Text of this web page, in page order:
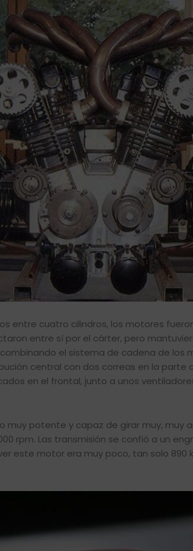
entre cuatro cilindros, los motores
entre sí por el cárter, pero
el sistema de cadena de los
central con dos correas en la parte
en el frontal, junto a unos
potente y capaz de girar muy, muy
rpm. Las transmisión se confió a un
este motor era muy poco, tan solo